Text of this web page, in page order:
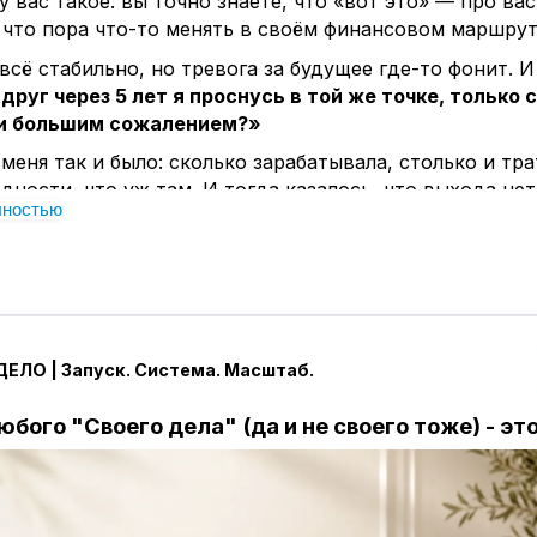
пора что-то менять в своём финансовом
стабильно, но тревога за будущее где-то фонит.
через 5 лет я проснусь в той же точке, только
большим сожалением?»
так и было: сколько зарабатывала, столько и
что уж там. И тогда казалось, что выхода
ручейки» — не для меня.
моменты, когда важно просто посмотреть иначе.
без давления. Как, например, свои обычные,
превратить в дополнительную опору для
а вполне себе реальная система, знаете ли.
ждут чуда, я решила, что мне ближе создание
есть понятная, проверенная система и
профессиональный опыт тоже тому
результат и получишь, и в системе образования
| Запуск. Система. Масштаб.
"Своего дела" (да и не своего тоже) -